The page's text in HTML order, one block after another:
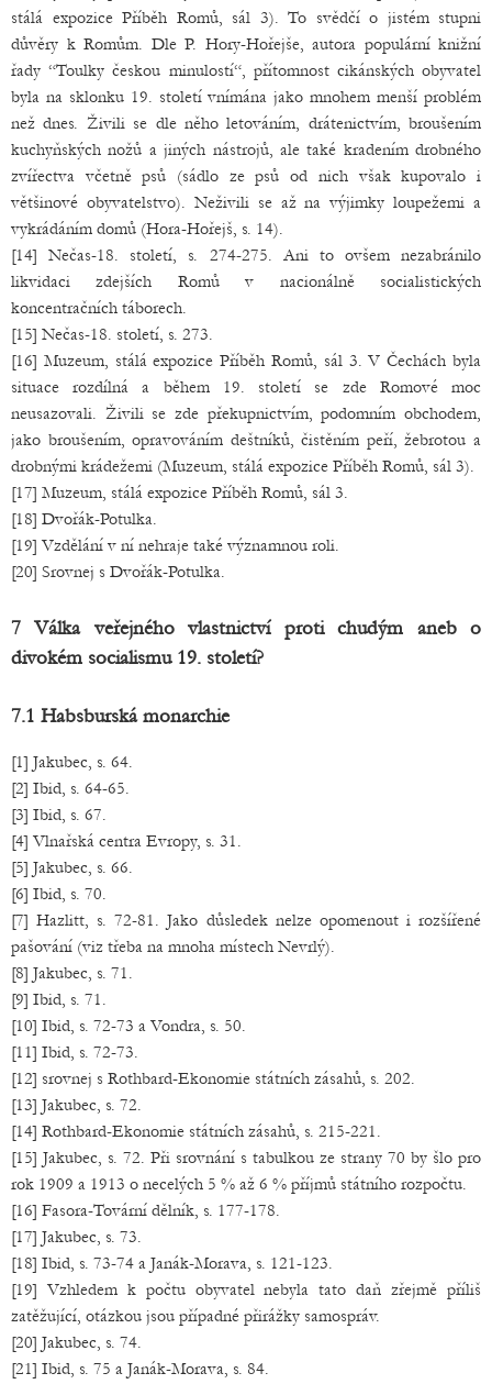
stálá expozice Příběh Romů, sál 3). To svědčí o jistém stupni
důvěry k Romům. Dle P. Hory-Hořejše, autora populární knižní
řady “Toulky českou minulostí“, přítomnost cikánských obyvatel
byla na sklonku 19. století vnímána jako mnohem menší problém
než dnes. Živili se dle něho letováním, drátenictvím, broušením
kuchyňských nožů a jiných nástrojů, ale také kradením drobného
zvířectva včetně psů (sádlo ze psů od nich však kupovalo i
většinové obyvatelstvo). Neživili se až na výjimky loupežemi a
vykrádáním domů (Hora-Hořejš, s. 14).
[14] Nečas-18. století, s. 274-275. Ani to ovšem nezabránilo
likvidaci zdejších Romů v nacionálně socialistických
koncentračních táborech.
[15] Nečas-18. století, s. 273.
[16] Muzeum, stálá expozice Příběh Romů, sál 3. V Čechách byla
situace rozdílná a během 19. století se zde Romové moc
neusazovali. Živili se zde překupnictvím, podomním obchodem,
jako broušením, opravováním deštníků, čistěním peří, žebrotou a
drobnými krádežemi (Muzeum, stálá expozice Příběh Romů, sál 3).
[17] Muzeum, stálá expozice Příběh Romů, sál 3.
[18] Dvořák-Potulka.
[19] Vzdělání v ní nehraje také významnou roli.
[20] Srovnej s Dvořák-Potulka.
7 Válka veřejného vlastnictví proti chudým aneb o
divokém socialismu 19. století?
7.1 Habsburská monarchie
[1] Jakubec, s. 64.
[2] Ibid, s. 64-65.
[3] Ibid, s. 67.
[4] Vlnařská centra Evropy, s. 31.
[5] Jakubec, s. 66.
[6] Ibid, s. 70.
[7] Hazlitt, s. 72-81. Jako důsledek nelze opomenout i rozšířené
pašování (viz třeba na mnoha místech Nevrlý).
[8] Jakubec, s. 71.
[9] Ibid, s. 71.
[10] Ibid, s. 72-73 a Vondra, s. 50.
[11] Ibid, s. 72-73.
[12] srovnej s Rothbard-Ekonomie státních zásahů, s. 202.
[13] Jakubec, s. 72.
[14] Rothbard-Ekonomie státních zásahů, s. 215-221.
[15] Jakubec, s. 72. Při srovnání s tabulkou ze strany 70 by šlo pro
rok 1909 a 1913 o necelých 5 % až 6 % příjmů státního rozpočtu.
[16] Fasora-Tovární dělník, s. 177-178.
[17] Jakubec, s. 73.
[18] Ibid, s. 73-74 a Janák-Morava, s. 121-123.
[19] Vzhledem k počtu obyvatel nebyla tato daň zřejmě příliš
zatěžující, otázkou jsou případné přirážky samospráv.
[20] Jakubec, s. 74.
[21] Ibid, s. 75 a Janák-Morava, s. 84.